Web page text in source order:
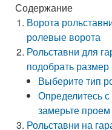
Содержание
Ворота
ролевые ворота
Рольставни для
подобрать размер
Выберите тип
Определитесь
замерьте проем
Рольставни на